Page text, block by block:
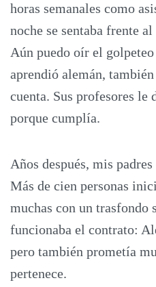
horas semanales como
noche se sentaba frente
Aún puedo oír el
aprendió alemán,
cuenta. Sus profesores le
porque cumplía.
Años después, mis
Más de cien personas
muchas con un
funcionaba el contrato:
pero también prometía
pertenece.